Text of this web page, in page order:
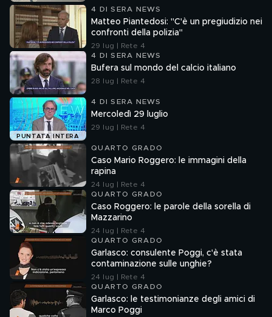
4 DI SERA NEWS
Matteo Piantedosi: "C'è un pregiudizio nei
confronti della polizia"
29 lug | Rete 4
4 DI SERA NEWS
Bufera sul mondo del calcio italiano
28 lug | Rete 4
PUNTATA INTERA
4 DI SERA NEWS
Mercoledì 29 luglio
29 lug | Rete 4
QUARTO GRADO
Caso Mario Roggero: le immagini della
rapina
24 lug | Rete 4
QUARTO GRADO
Caso Roggero: le parole della sorella di
Mazzarino
24 lug | Rete 4
QUARTO GRADO
Garlasco: consulente Poggi, c'è stata
contaminazione sulle unghie?
24 lug | Rete 4
QUARTO GRADO
Garlasco: le testimonianze degli amici di
Marco Poggi